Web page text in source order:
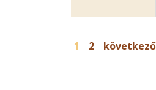
OLDALAK
1 2 következő